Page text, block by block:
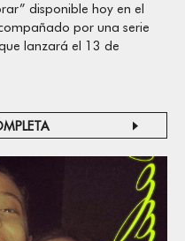
disponible hoy en el
por una serie
lanzará el 13 de